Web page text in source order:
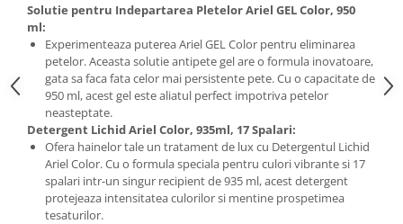
Solutie pentru Indepartarea Pletelor Ariel GEL Color, 950
ml:
Experimenteaza puterea Ariel GEL Color pentru eliminarea
petelor. Aceasta solutie antipete gel are o formula inovatoare,
gata sa faca fata celor mai persistente pete. Cu o capacitate de
950 ml, acest gel este aliatul perfect impotriva petelor
neasteptate.
Detergent Lichid Ariel Color, 935ml, 17 Spalari:
Ofera hainelor tale un tratament de lux cu Detergentul Lichid
Ariel Color. Cu o formula speciala pentru culori vibrante si 17
spalari intr-un singur recipient de 935 ml, acest detergent
protejeaza intensitatea culorilor si mentine prospetimea
tesaturilor.